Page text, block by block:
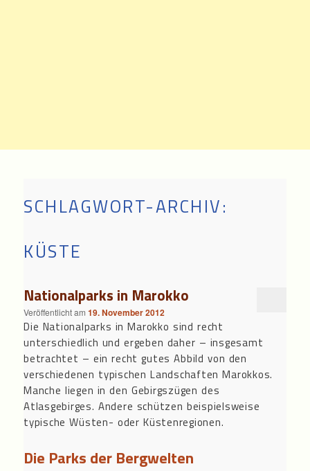
SCHLAGWORT-ARCHIV:
KÜSTE
Nationalparks in Marokko
Veröffentlicht am19. November 2012
Die Nationalparks in Marokko sind recht
unterschiedlich und ergeben daher – insgesamt
betrachtet – ein recht gutes Abbild von den
verschiedenen typischen Landschaften Marokkos.
Manche liegen in den Gebirgszügen des
Atlasgebirges. Andere schützen beispielsweise
typische Wüsten- oder Küstenregionen.
Die Parks der Bergwelten